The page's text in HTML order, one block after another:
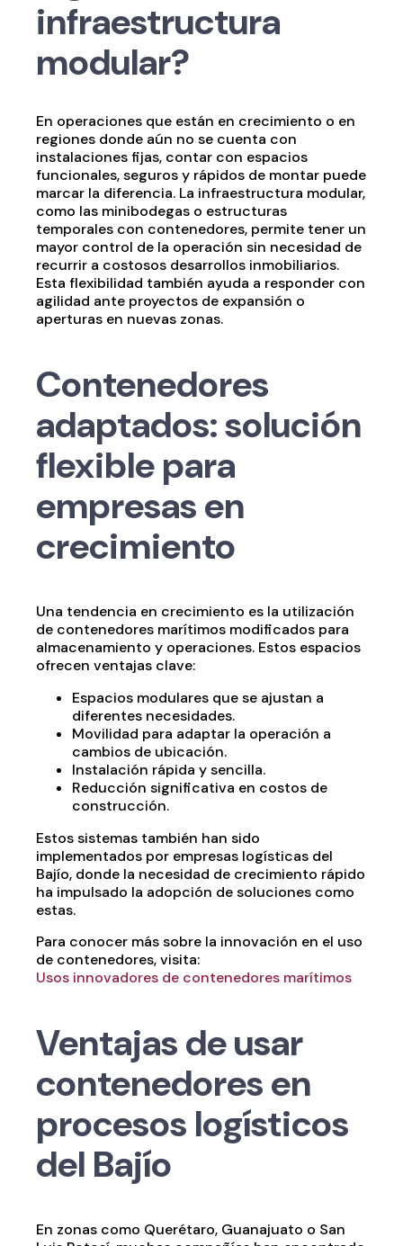
infraestructura
modular?
En operaciones que están en crecimiento o en
regiones donde aún no se cuenta con
instalaciones fijas, contar con espacios
funcionales, seguros y rápidos de montar puede
marcar la diferencia. La infraestructura modular,
como las minibodegas o estructuras
temporales con contenedores, permite tener un
mayor control de la operación sin necesidad de
recurrir a costosos desarrollos inmobiliarios.
Esta flexibilidad también ayuda a responder con
agilidad ante proyectos de expansión o
aperturas en nuevas zonas.
Contenedores
adaptados: solución
flexible para
empresas en
crecimiento
Una tendencia en crecimiento es la utilización
de contenedores marítimos modificados para
almacenamiento y operaciones. Estos espacios
ofrecen ventajas clave:
Espacios modulares que se ajustan a
diferentes necesidades.
Movilidad para adaptar la operación a
cambios de ubicación.
Instalación rápida y sencilla.
Reducción significativa en costos de
construcción.
Estos sistemas también han sido
implementados por empresas logísticas del
Bajío, donde la necesidad de crecimiento rápido
ha impulsado la adopción de soluciones como
estas.
Para conocer más sobre la innovación en el uso
de contenedores, visita:
Usos innovadores de contenedores marítimos
Ventajas de usar
contenedores en
procesos logísticos
del Bajío
En zonas como Querétaro, Guanajuato o San